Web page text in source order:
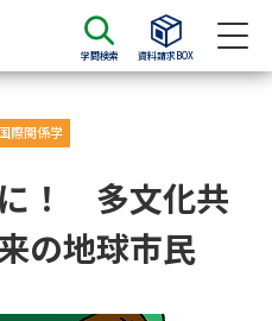
学問検索 資料請求BOX
求
際関係学
に！ 多文化共
の地球市民